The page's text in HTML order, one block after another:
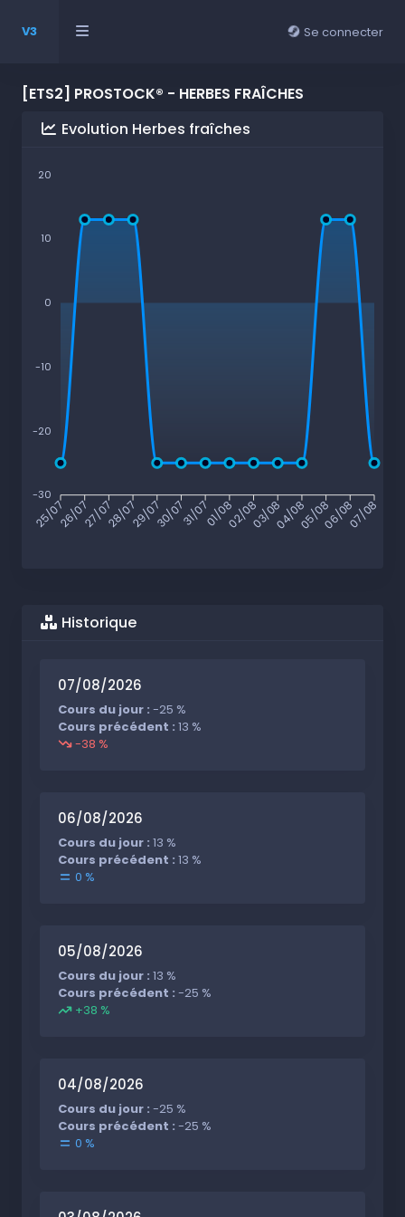
V3 Se connecter
[ETS2] PROSTOCK® - HERBES FRAÎCHES
Evolution Herbes fraîches
20
10
0
-10
-20
-30
25/0726/0727/0728/0729/0730/0731/0701/0802/0803/0804/0805/0806/0807/08
Historique
07/08/2026
Cours du jour : -25 %
Cours précédent : 13 %
-38 %
06/08/2026
Cours du jour : 13 %
Cours précédent : 13 %
0 %
05/08/2026
Cours du jour : 13 %
Cours précédent : -25 %
+38 %
04/08/2026
Cours du jour : -25 %
Cours précédent : -25 %
0 %